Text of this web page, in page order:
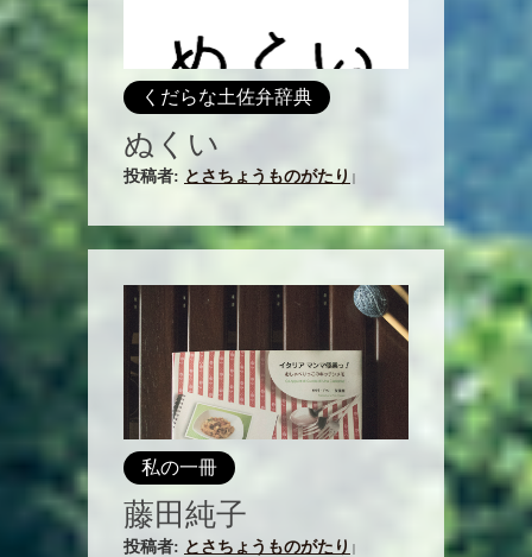
くだらな土佐弁辞典
ぬくい
投稿者: とさちょうものがたり
私の一冊
藤田純子
投稿者: とさちょうものがたり